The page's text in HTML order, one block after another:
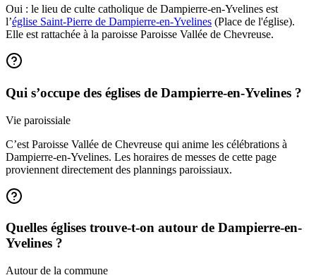
Oui : le lieu de culte catholique de Dampierre-en-Yvelines est
l’église Saint-Pierre de Dampierre-en-Yvelines (Place de l'église).
Elle est rattachée à la paroisse Paroisse Vallée de Chevreuse.
Qui s’occupe des églises de Dampierre-en-Yvelines ?
Vie paroissiale
C’est Paroisse Vallée de Chevreuse qui anime les célébrations à
Dampierre-en-Yvelines. Les horaires de messes de cette page
proviennent directement des plannings paroissiaux.
Quelles églises trouve-t-on autour de Dampierre-en-
Yvelines ?
Autour de la commune